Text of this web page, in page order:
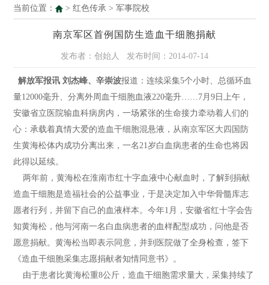
当前位置： >红色传承 >军事院校
南京军区首例国防生造血干细胞捐献
发布者：创始人 发布时间：2014-07-14
解放军报讯 刘杰峰、辛崇波报道：连续采集5个小时、总循环血
量12000毫升、分离外周血干细胞血液220毫升……7月9日上午，
安徽省立医院输血科病房内，一场紧张的生命接力牵动着人们的
心：承载着真情大爱的造血干细胞混悬液，从南京军区大四国防
生黄海松体内成功分离出来，一名21岁白血病患者的生命也将因
此得以延续。
两年前，黄海松在淮南市红十字血液中心献血时，了解到捐献
造血干细胞是造福社会的公益事业，于是决定加入中华骨髓库志
愿者行列，并留下自己的血液样本。今年1月，安徽省红十字会告
知黄海松，他与河南一名白血病患者的血样配型成功，问他是否
愿意捐献。黄海松当即表示同意，并到医院做了全身检查，签下
《造血干细胞采集志愿捐献者知情同意书》。
由于患者比黄海松重8公斤，造血干细胞需求量大，采集持续了